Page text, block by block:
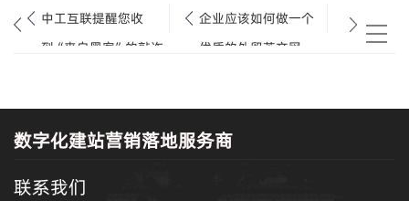
中工互联提醒您收
到“来自黑客”的敲诈
企业应该如何做一个
优质的外贸英文网
数字化建站营销落地服务商
联系我们